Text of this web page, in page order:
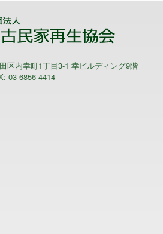
区内幸町1丁目3-1 幸ビルディング9階
03-6856-4414